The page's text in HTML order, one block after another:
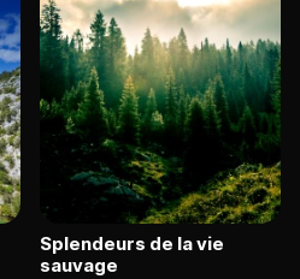
Splendeurs de la vie
sauvage